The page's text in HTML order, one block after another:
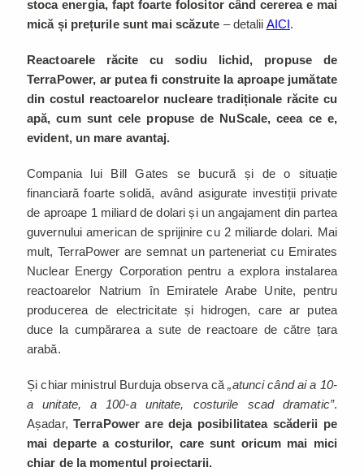
stoca energia, fapt foarte folositor când cererea e mai
mică și prețurile sunt mai scăzute – detalii AICI.
Reactoarele răcite cu sodiu lichid, propuse de
TerraPower, ar putea fi construite la aproape jumătate
din costul reactoarelor nucleare tradiționale răcite cu
apă, cum sunt cele propuse de NuScale, ceea ce e,
evident, un mare avantaj.
Compania lui Bill Gates se bucură și de o situație
financiară foarte solidă, având asigurate investiții private
de aproape 1 miliard de dolari și un angajament din partea
guvernului american de sprijinire cu 2 miliarde dolari. Mai
mult, TerraPower are semnat un parteneriat cu Emirates
Nuclear Energy Corporation pentru a explora instalarea
reactoarelor Natrium în Emiratele Arabe Unite, pentru
producerea de electricitate și hidrogen, care ar putea
duce la cumpărarea a sute de reactoare de către țara
arabă.
Și chiar ministrul Burduja observa că„atunci când ai a 10-
a unitate, a 100-a unitate, costurile scad dramatic”.
Așadar,TerraPower are deja posibilitatea scăderii pe
mai departe a costurilor, care sunt oricum mai mici
chiar de la momentul proiectarii.